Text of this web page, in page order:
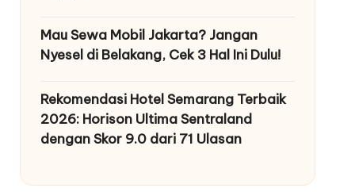
Mau Sewa Mobil Jakarta? Jangan
Nyesel di Belakang, Cek 3 Hal Ini Dulu!
Rekomendasi Hotel Semarang Terbaik
2026: Horison Ultima Sentraland
dengan Skor 9.0 dari 71 Ulasan